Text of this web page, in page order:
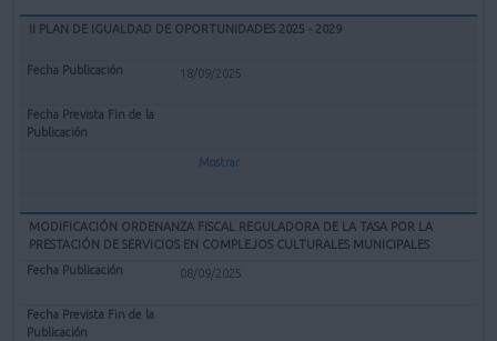
II PLAN DE IGUALDAD DE OPORTUNIDADES 2025 - 2029
18/09/2025
Mostrar
MODIFICACIÓN ORDENANZA FISCAL REGULADORA DE LA TASA POR LA
PRESTACIÓN DE SERVICIOS EN COMPLEJOS CULTURALES MUNICIPALES
08/09/2025